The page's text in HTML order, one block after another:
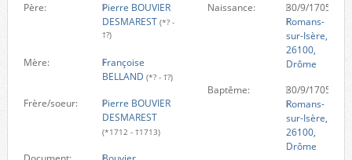
Père:
Pierre BOUVIER
DESMAREST (*? -
†?)
Mère:
Françoise
BELLAND (*? - †?)
Frère/soeur:
Pierre BOUVIER
DESMAREST
(*1712 - †1713)
Naissance:
30/9/1705
Romans-
sur-Isère,
26100,
Drôme
Baptême:
30/9/1705
Romans-
sur-Isère,
26100,
Drôme